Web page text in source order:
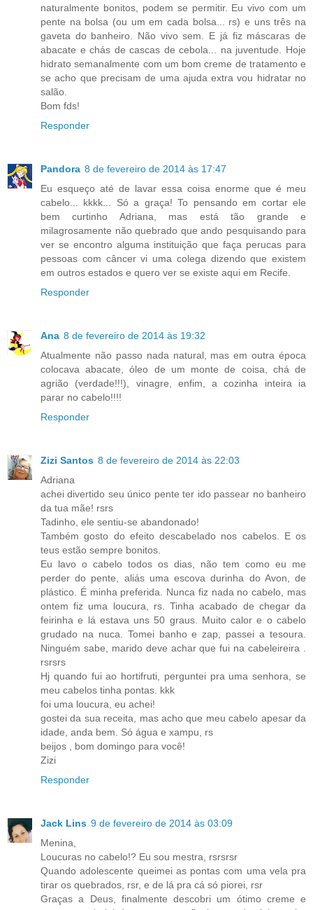
naturalmente bonitos, podem se permitir. Eu vivo com um
pente na bolsa (ou um em cada bolsa... rs) e uns três na
gaveta do banheiro. Não vivo sem. E já fiz máscaras de
abacate e chás de cascas de cebola... na juventude. Hoje
hidrato semanalmente com um bom creme de tratamento e
se acho que precisam de uma ajuda extra vou hidratar no
salão.
Bom fds!
Responder
Pandora 8 de fevereiro de 2014 às 17:47
Eu esqueço até de lavar essa coisa enorme que é meu
cabelo... kkkk... Só a graça! To pensando em cortar ele
bem curtinho Adriana, mas está tão grande e
milagrosamente não quebrado que ando pesquisando para
ver se encontro alguma instituição que faça perucas para
pessoas com câncer vi uma colega dizendo que existem
em outros estados e quero ver se existe aqui em Recife.
Responder
Ana 8 de fevereiro de 2014 às 19:32
Atualmente não passo nada natural, mas em outra época
colocava abacate, óleo de um monte de coisa, chá de
agrião (verdade!!!), vinagre, enfim, a cozinha inteira ia
parar no cabelo!!!!
Responder
Zizi Santos 8 de fevereiro de 2014 às 22:03
Adriana
achei divertido seu único pente ter ido passear no banheiro
da tua mãe! rsrs
Tadinho, ele sentiu-se abandonado!
Também gosto do efeito descabelado nos cabelos. E os
teus estão sempre bonitos.
Eu lavo o cabelo todos os dias, não tem como eu me
perder do pente, aliás uma escova durinha do Avon, de
plástico. É minha preferida. Nunca fiz nada no cabelo, mas
ontem fiz uma loucura, rs. Tinha acabado de chegar da
feirinha e lá estava uns 50 graus. Muito calor e o cabelo
grudado na nuca. Tomei banho e zap, passei a tesoura.
Ninguém sabe, marido deve achar que fui na cabeleireira .
rsrsrs
Hj quando fui ao hortifruti, perguntei pra uma senhora, se
meu cabelos tinha pontas. kkk
foi uma loucura, eu achei!
gostei da sua receita, mas acho que meu cabelo apesar da
idade, anda bem. Só água e xampu, rs
beijos , bom domingo para você!
Zizi
Responder
Jack Lins 9 de fevereiro de 2014 às 03:09
Menina,
Loucuras no cabelo!? Eu sou mestra, rsrsrsr
Quando adolescente queimei as pontas com uma vela pra
tirar os quebrados, rsr, e de lá pra cá só piorei, rsr
Graças a Deus, finalmente descobri um ótimo creme e